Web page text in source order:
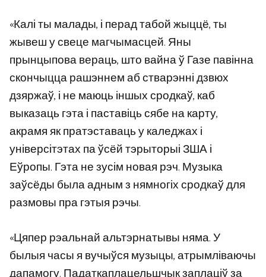
«Калі ты малады, і перад табой жыццё, ты
жывеш у свеце магчымасцей. Яны
прынцыпова вераць, што вайна ў Газе павінна
скончыцца рашэннем аб стварэнні дзвюх
дзяржаў, і не маюць іншых сродкаў, каб
выказаць гэта і паставіць сябе на карту,
акрамя як пратэставаць у каледжах і
універсітэтах па ўсёй тэрыторыі ЗША і
Еўропы. Гэта не зусім новая рэч. Музыка
заўсёды была адным з нямногіх сродкаў для
размовы пра гэтыя рэчы.
«Цяпер рэальнай альтэрнатывы няма. У
былыя часы я вучыўся музыцы, атрымліваючы